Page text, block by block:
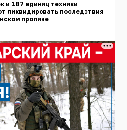
и 187 единиц техники
ликвидировать последствия
проливе